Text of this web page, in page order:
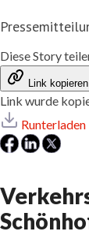
Diese Story
Link kopieren
Link wurde
Runterladen